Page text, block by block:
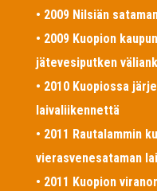
• 2009 Nilsiän
• 2009 Kuopion
jätevesiputken
• 2010 Kuopiossa
laivaliikennettä
• 2011 Rautalammin
vierasvenesataman
• 2011 Kuopion